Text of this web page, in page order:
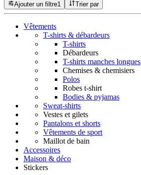
Ajouter un filtre1 Trier par
Vêtements
T-shirts & débardeurs
T-shirts
Débardeurs
T-shirts manches longues
Chemises & chemisiers
Polos
Robes t-shirt
Bodies & pyjamas
Sweat-shirts
Vestes et gilets
Pantalons et shorts
Vêtements de sport
Maillot de bain
Accessoires
Maison & déco
Stickers